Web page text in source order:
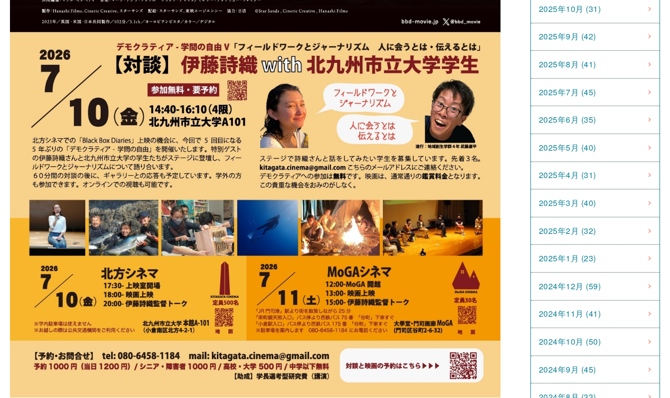
2025年10月 (31)
2025年9月 (42)
2025年8月 (41)
2025年7月 (45)
2025年6月 (35)
2025年5月 (40)
2025年4月 (31)
2025年3月 (40)
2025年2月 (32)
2025年1月 (23)
2024年12月 (59)
2024年11月 (41)
2024年10月 (50)
2024年9月 (45)